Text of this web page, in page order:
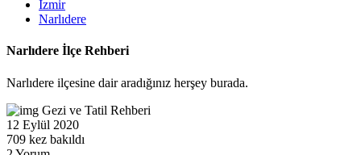
İzmir
Narlıdere
Narlıdere İlçe Rehberi
Narlıdere ilçesine dair aradığınız herşey burada.
Gezi ve Tatil Rehberi
12 Eylül 2020
709 kez bakıldı